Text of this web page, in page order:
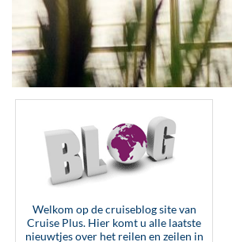
Welkom op de cruiseblog site van
Cruise Plus. Hier komt u alle laatste
nieuwtjes over het reilen en zeilen in